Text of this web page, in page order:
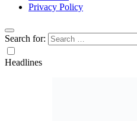
Privacy Policy
Search for:
Headlines